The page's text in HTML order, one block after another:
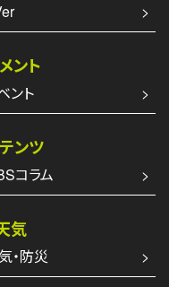
ント
ント
ンツ
コラム
気
・防災